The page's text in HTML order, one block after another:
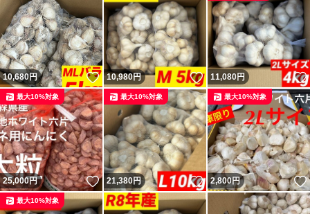
10,680円 いいね！
10,980円 いいね！
11,080円
25,000円 いいね！
最大10%対象
21,380円 いいね！
最大10%対象
2,800円
最大10%対象
最大10%対象